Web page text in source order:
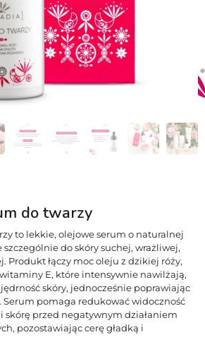
do twarzy
to lekkie, olejowe serum o naturalnej
do skóry suchej, wrażliwej,
Produkt łączy moc oleju z dzikiej róży,
E, które intensywnie nawilżają,
skóry, jednocześnie poprawiając
Serum pomaga redukować widoczność
skórę przed negatywnym działaniem
pozostawiając cerę gładką i